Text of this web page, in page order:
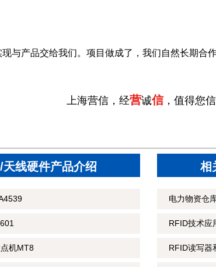
与产品交给我们。项目做成了，我们自然长期合
上海营信，经营诚信，值得您信
线硬件产品介绍
机MT8
相
电力物资仓
RFID技术应
RFID读写器